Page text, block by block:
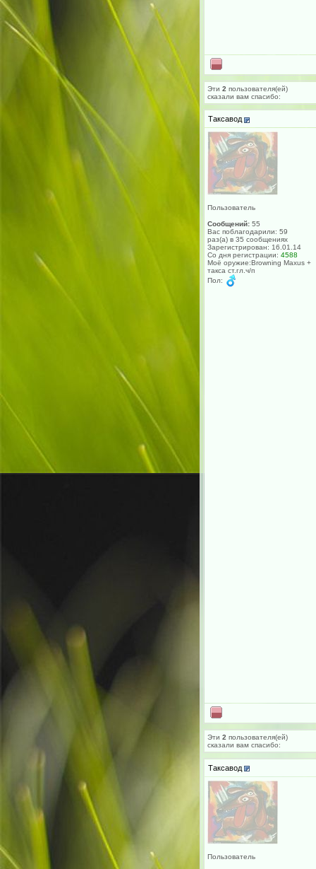
Эти 2 пользователя(ей)
сказали вам cпасибо:
Таксавод
Пользователь
Сообщений: 55
Вас поблагодарили: 59
раз(а) в 35 сообщениях
Зарегистрирован: 16.01.14
Со дня регистрации: 4588
Моё оружие:Browning Maxus +
такса ст.гл.ч/п
Пол:
Эти 2 пользователя(ей)
сказали вам cпасибо:
Таксавод
Пользователь